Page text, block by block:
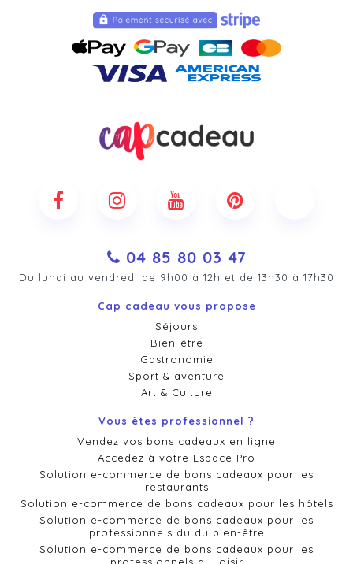
04 85 80 03 47
Du lundi au vendredi de 9h00 à 12h et de 13h30 à 17h30
Cap cadeau vous propose
Séjours
Bien-être
Gastronomie
Sport & aventure
Art & Culture
Vous êtes professionnel ?
Vendez vos bons cadeaux en ligne
Accédez à votre Espace Pro
Solution e-commerce de bons cadeaux pour les
restaurants
Solution e-commerce de bons cadeaux pour les hôtels
Solution e-commerce de bons cadeaux pour les
professionnels du du bien-être
Solution e-commerce de bons cadeaux pour les